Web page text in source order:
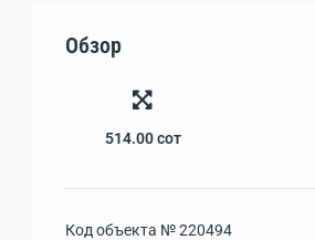
Обзор
514.00 сот
Код объекта №220494